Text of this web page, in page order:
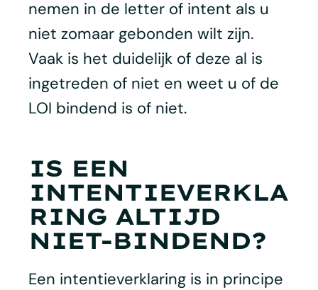
nemen in de letter of intent als u
niet zomaar gebonden wilt zijn.
Vaak is het duidelijk of deze al is
ingetreden of niet en weet u of de
LOI bindend is of niet.
IS EEN
INTENTIEVERKLA
RING ALTIJD
NIET-BINDEND?
Een intentieverklaring is in principe